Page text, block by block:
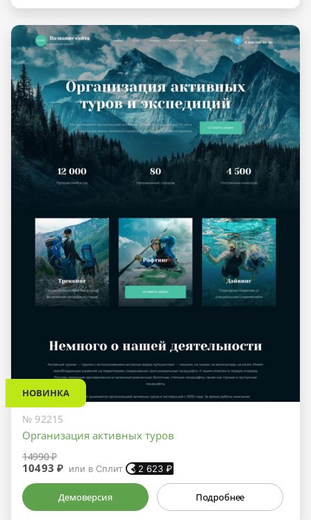
НОВИНКА
№ 92215
Организация активных туров
14990 ₽
10493 ₽ или в Сплит 2 623 ₽
Демоверсия Подробнее